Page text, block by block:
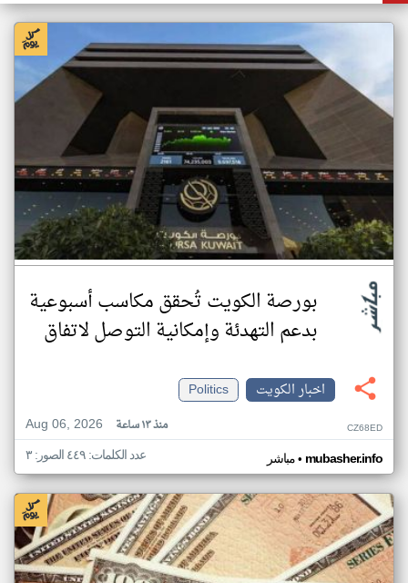
بورصة الكويت تُحقق مكاسب أسبوعية
بدعم التهدئة وإمكانية التوصل لاتفاق
اخبار الكويت
Politics
Aug 06, 2026
منذ ١٣ ساعة CZ68ED
مباشر• mubasher.info عدد الكلمات: ٤٤٩ الصور: ٣